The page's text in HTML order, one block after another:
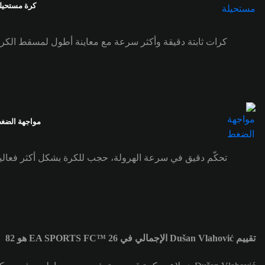
كرة
كرات ثابتة دقيقة وأكثر سرعة مع معاينة أطول لمسقط
مواجهة
تحكّم دقيق في سرعة الهرولة، حجب للكرة بشكل أكثر
تقييم Dušan Vlahović الإجمالي في EA SPORTS FC™ 26 هو 82